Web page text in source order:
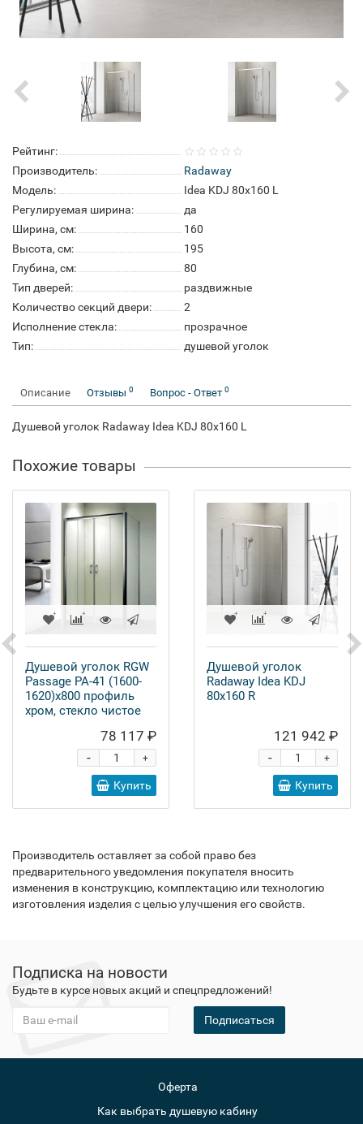
Рейтинг:
Производитель:
Radaway
Модель:
Idea KDJ 80x160 L
Регулируемая ширина:
да
Ширина, см:
160
Высота, см:
195
Глубина, см:
80
Тип дверей:
раздвижные
Количество секций двери:
2
Исполнение стекла:
прозрачное
Тип:
душевой уголок
Описание Отзывы 0 Вопрос - Ответ 0
Душевой уголок Radaway Idea KDJ 80x160 L
Похожие товары
Душевой уголок RGW
Passage PA-41 (1600-
1620)х800 профиль
хром, стекло чистое
78 117 ₽
+
-
Купить
Душевой уголок
Radaway Idea KDJ
80x160 R
121 942 ₽
+
-
Купить
Производитель оставляет за собой право без
предварительного уведомления покупателя вносить
изменения в конструкцию, комплектацию или технологию
изготовления изделия с целью улучшения его свойств.
Подписка на новости
Будьте в курсе новых акций и спецпредложений!
Подписаться
Оферта
Как выбрать душевую кабину